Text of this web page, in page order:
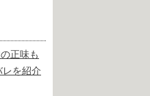
正味も
を紹介